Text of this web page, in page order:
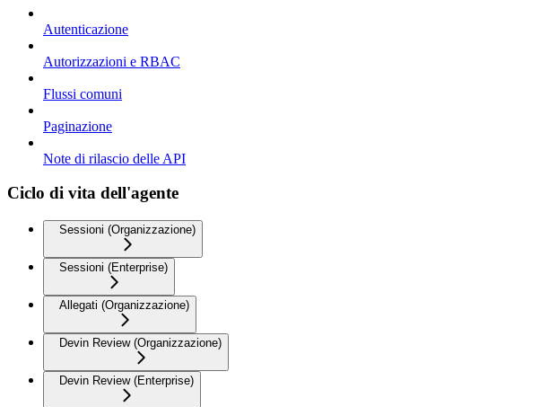
Autenticazione
Autorizzazioni e RBAC
Flussi comuni
Paginazione
Note di rilascio delle API
Ciclo di vita dell'agente
Sessioni (Organizzazione)
Sessioni (Enterprise)
Allegati (Organizzazione)
Devin Review (Organizzazione)
Devin Review (Enterprise)